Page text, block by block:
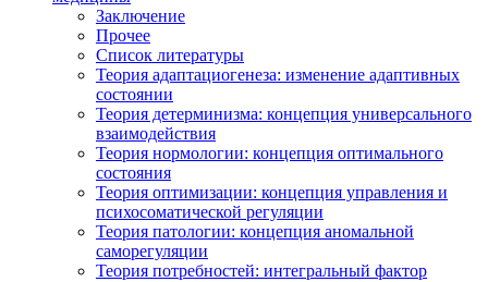
Заключение
Прочее
Список литературы
Теория адаптациогенеза: изменение адаптивных
состоянии
Теория детерминизма: концепция универсального
взаимодействия
Теория нормологии: концепция оптимального
состояния
Теория оптимизации: концепция управления и
психосоматической регуляции
Теория патологии: концепция аномальной
саморегуляции
Теория потребностей: интегральный фактор